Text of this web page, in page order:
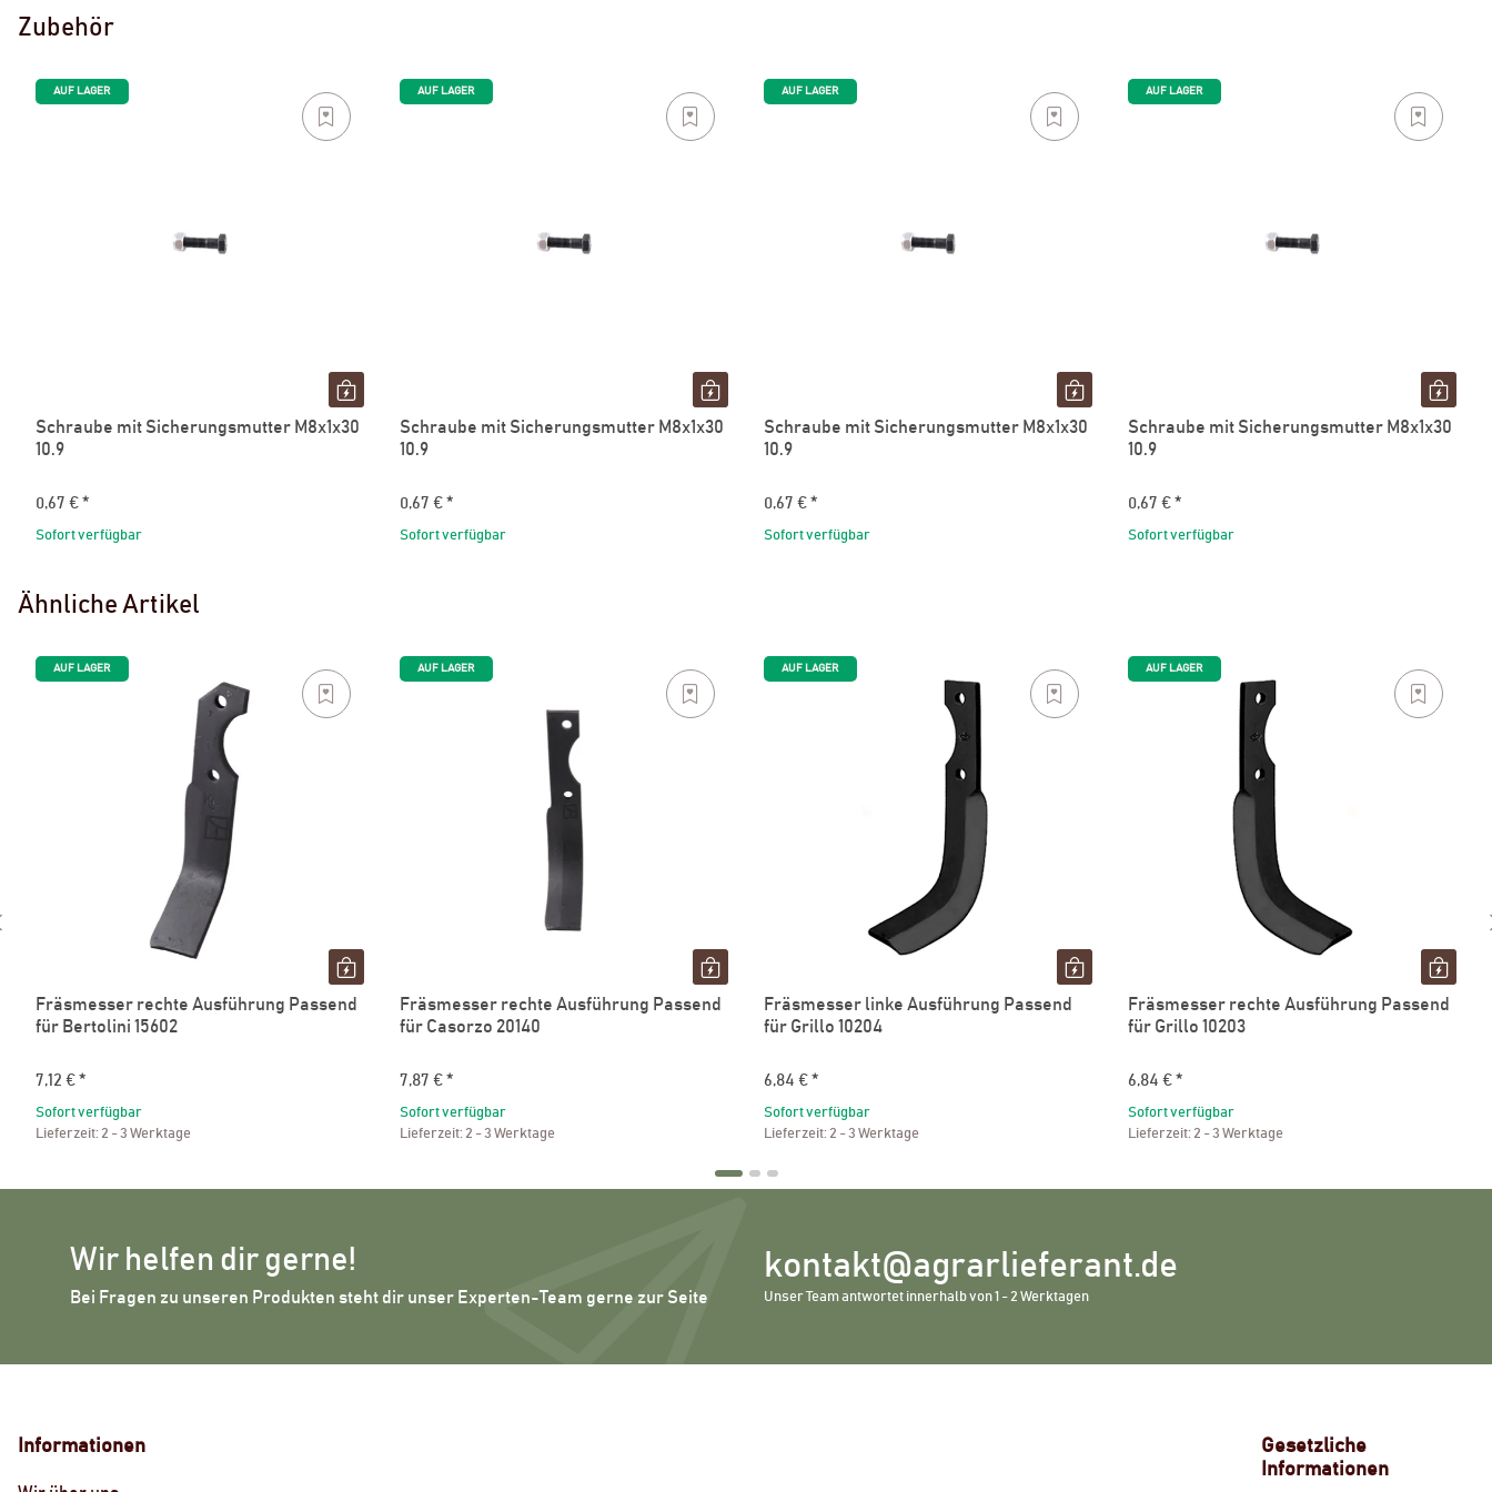
Zubehör
AUF LAGER
Schraube mit Sicherungsmutter M8x1x30
10.9
0,67 € *
Sofort verfügbar
AUF LAGER
Schraube mit Sicherungsmutter M8x1x30
10.9
0,67 € *
Sofort verfügbar
AUF LAGER
Schraube mit Sicherungsmutter M8x1x30
10.9
0,67 € *
Sofort verfügbar
AUF LAGER
Schraube mit Sicherungsmutter M8x1x30
10.9
0,67 € *
Sofort verfügbar
Ähnliche Artikel
AUF LAGER
Fräsmesser rechte Ausführung Passend
für Bertolini 15602
7,12 € *
Sofort verfügbar
Lieferzeit: 2 - 3 Werktage
AUF LAGER
Fräsmesser rechte Ausführung Passend
für Casorzo 20140
7,87 € *
Sofort verfügbar
Lieferzeit: 2 - 3 Werktage
AUF LAGER
Fräsmesser linke Ausführung Passend
für Grillo 10204
6,84 € *
Sofort verfügbar
Lieferzeit: 2 - 3 Werktage
AUF LAGER
Fräsmesser rechte Ausführung Passend
für Grillo 10203
6,84 € *
Sofort verfügbar
Lieferzeit: 2 - 3 Werktage
Wir helfen dir gerne!
Bei Fragen zu unseren Produkten steht dir unser Experten-Team gerne zur Seite
kontakt@agrarlieferant.de
Unser Team antwortet innerhalb von 1 - 2 Werktagen
Informationen
Gesetzliche
Informationen